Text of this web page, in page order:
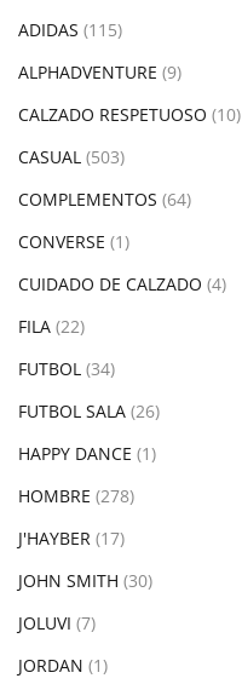
ADIDAS (115)
ALPHADVENTURE (9)
CALZADO RESPETUOSO (10)
CASUAL (503)
COMPLEMENTOS (64)
CONVERSE (1)
CUIDADO DE CALZADO (4)
FILA (22)
FUTBOL (34)
FUTBOL SALA (26)
HAPPY DANCE (1)
HOMBRE (278)
J'HAYBER (17)
JOHN SMITH (30)
JOLUVI (7)
JORDAN (1)